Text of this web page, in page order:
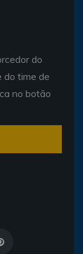
do
do time de
no botão